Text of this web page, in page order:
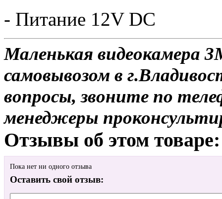
- Питание 12V DC
Маленькая видеокамера
самовывозом в
вопросы, звоните по
менеджеры
Отзывы об этом товаре:
Пока нет ни одного отзыва
Оставить свой отзыв: